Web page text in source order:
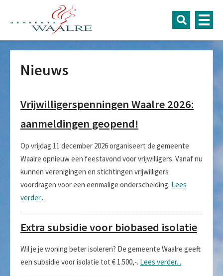
Nieuws
Vrijwilligerspenningen Waalre 2026:
aanmeldingen geopend!
Op vrijdag 11 december 2026 organiseert de gemeente
Waalre opnieuw een feestavond voor vrijwilligers. Vanaf nu
kunnen verenigingen en stichtingen vrijwilligers
voordragen voor een eenmalige onderscheiding. Lees
verder...
Extra subsidie voor biobased isolatie
Wil je je woning beter isoleren? De gemeente Waalre geeft
een subsidie voor isolatie tot € 1.500,-. Lees verder...